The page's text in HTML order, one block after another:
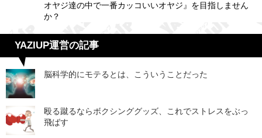
オヤジ達の中で一番カッコいいオヤジ』を目指しません
か？
YAZIUP運営の記事
脳科学的にモテるとは、こういうことだった
殴る蹴るならボクシンググッズ、これでストレスをぶっ
飛ばす